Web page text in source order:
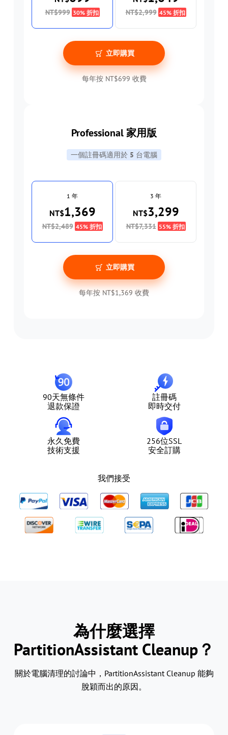
NT$999 30% 折扣 NT$2,999 45% 折扣
立即購買
每年按 NT$699 收費
Professional 家用版
一個註冊碼適用於 5 台電腦
1 年
NT$1,369
NT$2,489 45% 折扣
3 年
NT$3,299
NT$7,331 55% 折扣
立即購買
每年按 NT$1,369 收費
90天無條件
退款保證
註冊碼
即時交付
永久免費
技術支援
256位SSL
安全訂購
我們接受
為什麼選擇
PartitionAssistant Cleanup？
關於電腦清理的討論中，PartitionAssistant Cleanup 能夠
脫穎而出的原因。